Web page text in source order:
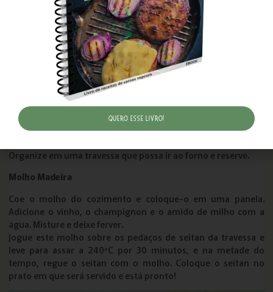
gengibre picado, o molho de tomate, o shoyu, a água e a
folha de louro e deixe ferver. Quando estiver fervendo,
coloque o seitan, jogue um pouco do caldo sobre ele e tampe.
Deixe cozinhar por 20 minutos depois que pegar pressão e
Coloque o seitan com o caldo em uma vasilha, tampe e deixe
marinando na geladeira por 8 horas. Para absorver melhor o
molho, faça alguns furinhos nele. Retire o seitan do molho e
corte-o em pedaços.
Em uma frigideira com cerca de 2 colheres de sopa de óleo,
Organize em uma travessa que possa ir ao forno e reserve.
Molho Madeira
Coe o molho do cozimento e coloque-o em uma panela.
Adicione o vinho, o champignon e o amido de milho com a
água. Misture e deixe ferver.
Jogue este molho sobre os pedaços de seitan da travessa e
leve para assar a 240ºC por 30 minutos, e na metade do
tempo, regue o seitan com o molho. Coloque o seitan no
prato em que será servido e está pronto!
Quero esse livro!